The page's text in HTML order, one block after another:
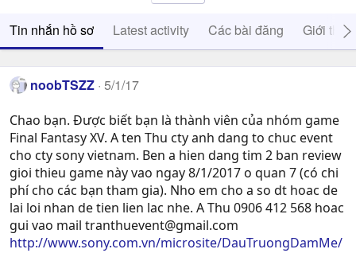
Tin nhắn hồ sơ Latest activity Các bài đăng Giới thiệu
noobTSZZ 5/1/17
Chao bạn. Được biết bạn là thành viên của nhóm game
Final Fantasy XV. A ten Thu cty anh dang to chuc event
cho cty sony vietnam. Ben a hien dang tim 2 ban review
gioi thieu game này vao ngay 8/1/2017 o quan 7 (có chi
phí cho các bạn tham gia). Nho em cho a so dt hoac de
lai loi nhan de tien lien lac nhe. A Thu 0906 412 568 hoac
gui vao mail tranthuevent@gmail.com
http://www.sony.com.vn/microsite/DauTruongDamMe/